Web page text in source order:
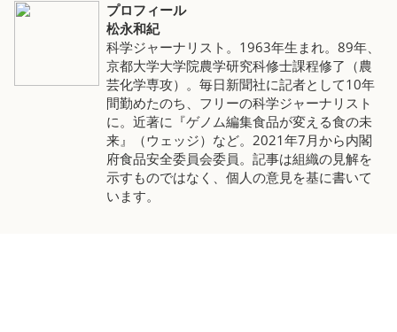
プロフィール
松永和紀
科学ジャーナリスト。1963年生まれ。89年、
京都大学大学院農学研究科修士課程修了（農
芸化学専攻）。毎日新聞社に記者として10年
間勤めたのち、フリーの科学ジャーナリスト
に。近著に『ゲノム編集食品が変える食の未
来』（ウェッジ）など。2021年7月から内閣
府食品安全委員会委員。記事は組織の見解を
示すものではなく、個人の意見を基に書いて
います。